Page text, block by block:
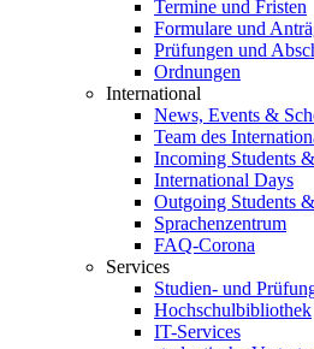
Termine und Fristen
Formulare und
Prüfungen und
Ordnungen
International
News, Events &
Team des
Incoming Students
International Days
Outgoing Students
Sprachenzentrum
FAQ-Corona
Services
Studien- und
Hochschulbibliothek
IT-Services